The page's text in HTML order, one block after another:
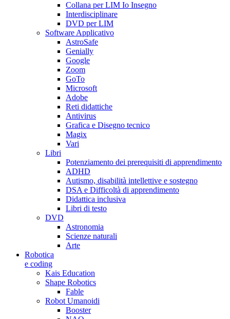
Collana per LIM Io Insegno
Interdisciplinare
DVD per LIM
Software Applicativo
AstroSafe
Genially
Google
Zoom
GoTo
Microsoft
Adobe
Reti didattiche
Antivirus
Grafica e Disegno tecnico
Magix
Vari
Libri
Potenziamento dei prerequisiti di apprendimento
ADHD
Autismo, disabilità intellettive e sostegno
DSA e Difficoltà di apprendimento
Didattica inclusiva
Libri di testo
DVD
Astronomia
Scienze naturali
Arte
Robotica
e coding
Kais Education
Shape Robotics
Fable
Robot Umanoidi
Booster